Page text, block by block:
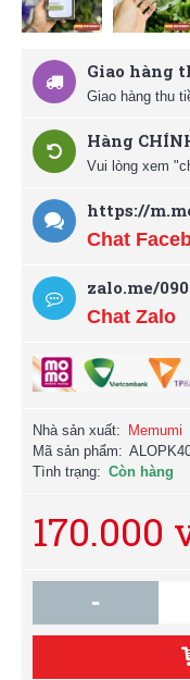
Giao hàng
Giao hàng thu
Hàng
Vui lòng xem
https://
Chat
zalo.me/
Chat Zalo
Nhà sản xuất:
Memumi
Mã sản phẩm:
Tình trạng: Còn hàng
170.000
-